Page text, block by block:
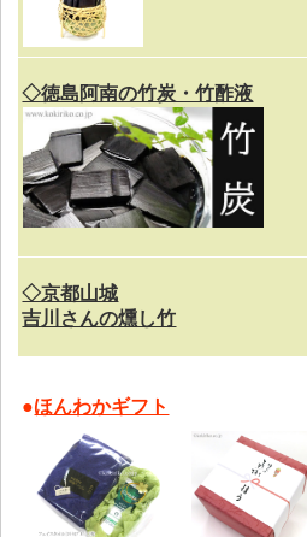
◇徳島阿南の竹炭・竹酢液
◇京都山城
吉川さんの燻し竹
●ほんわかギフト